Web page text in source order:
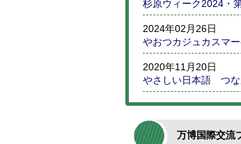
杉原ウィーク2024・
2024年02月26日
やおつカジュカスマー
2020年11月20日
やさしい日本語 つな
万博国際交流